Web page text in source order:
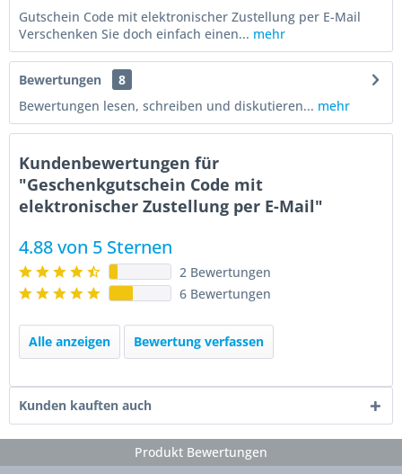
Gutschein Code mit elektronischer Zustellung per E-Mail
Verschenken Sie doch einfach einen... mehr
Bewertungen
8
Bewertungen lesen, schreiben und diskutieren... mehr
Kundenbewertungen für
"Geschenkgutschein Code mit
elektronischer Zustellung per E-Mail"
4.88 von 5 Sternen
2 Bewertungen
6 Bewertungen
Alle anzeigen Bewertung verfassen
Kunden kauften auch
Produkt Bewertungen